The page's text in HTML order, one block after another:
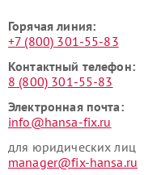
Горячая линия:
+7 (800) 301-55-83
Контактный телефон:
8 (800) 301-55-83
Электронная почта:
info@hansa-fix.ru
для юридических лиц
manager@fix-hansa.ru